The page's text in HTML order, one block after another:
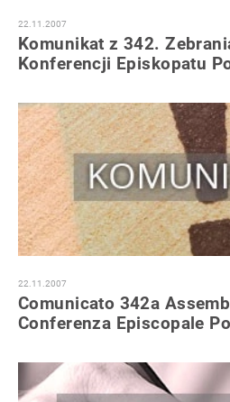
22.11.2007
Komunikat z 342.
Konferencji Episkopatu
22.11.2007
Comunicato 342a
Conferenza Episcopale